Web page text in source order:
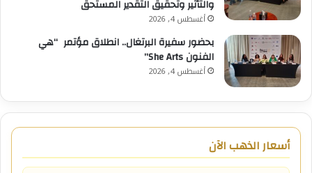
والتأثير وتحقيق التقدير المستحق
أغسطس 4, 2026
بحضور سفيرة البرتغال.. انطلاق مؤتمر “هي
الفنون She Arts”
أغسطس 4, 2026
أسعار الذهب الآن